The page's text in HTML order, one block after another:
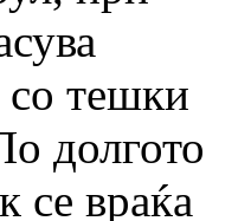
со тешки
долгото
се враќа